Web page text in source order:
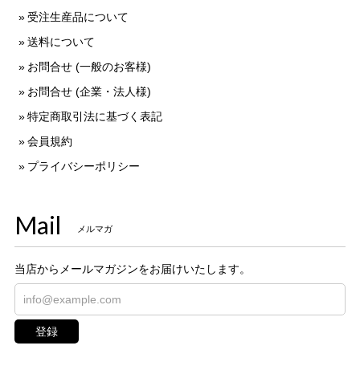
受注生産品について
送料について
お問合せ (一般のお客様)
お問合せ (企業・法人様)
特定商取引法に基づく表記
会員規約
プライバシーポリシー
Mail メルマガ
当店からメールマガジンをお届けいたします。
登録